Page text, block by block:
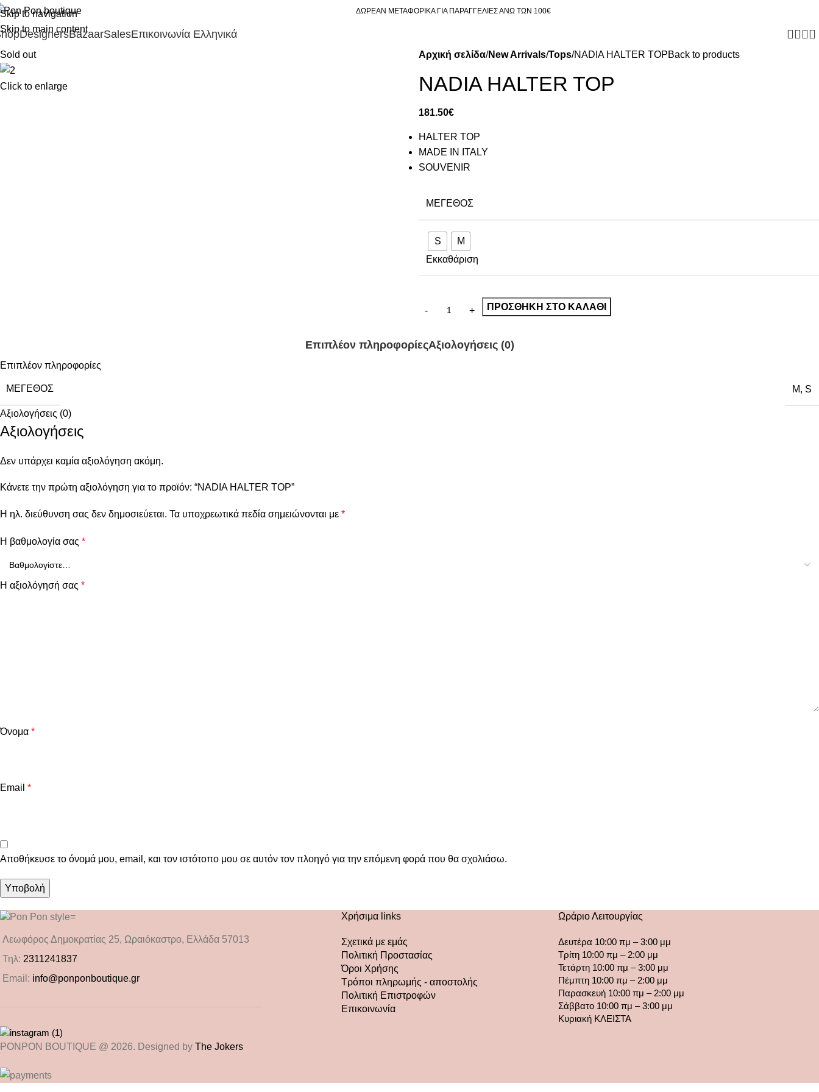
Skip to navigation
Skip to main content
ΔΩΡΕΑΝ ΜΕΤΑΦΟΡΙΚΑ ΓΙΑ ΠΑΡΑΓΓΕΛΙΕΣ ΑΝΩ ΤΩΝ 100€
DesignersBazaarSalesΕπικοινωνία Ελληνικά
Sold out
Click to enlarge
Αρχική σελίδα New Arrivals Tops NADIA HALTER TOPBack to products
NADIA HALTER TOP
181.50€
HALTER TOP
MADE IN ITALY
SOUVENIR
ΜΈΓΕΘΟΣ
S
M
Εκκαθάριση
ΠΡΟΣΘΉΚΗ ΣΤΟ ΚΑΛΆΘΙ
Επιπλέον πληροφορίεςΑξιολογήσεις (0)
Επιπλέον πληροφορίες
ΜΈΓΕΘΟΣ M, S
Αξιολογήσεις (0)
Αξιολογήσεις
Δεν υπάρχει καμία αξιολόγηση ακόμη.
Κάνετε την πρώτη αξιολόγηση για το προϊόν: “NADIA HALTER TOP”
Η ηλ. διεύθυνση σας δεν δημοσιεύεται. Τα υποχρεωτικά πεδία σημειώνονται με *
Η βαθμολογία σας *
Η αξιολόγησή σας *
Όνομα *
Email *
Αποθήκευσε το όνομά μου, email, και τον ιστότοπο μου σε αυτόν τον πλοηγό για την επόμενη φορά που θα σχολιάσω.
Λεωφόρος Δημοκρατίας 25, Ωραιόκαστρο, Ελλάδα 57013
Τηλ: 2311241837
Email: info@ponponboutique.gr
Χρήσιμα links
Σχετικά με εμάς
Πολιτική Προστασίας
Όροι Χρήσης
Τρόποι πληρωμής - αποστολής
Πολιτική Επιστροφών
Επικοινωνία
Ωράριο Λειτουργίας
Δευτέρα 10:00 πμ – 3:00 μμ
Τρίτη 10:00 πμ – 2:00 μμ
Τετάρτη 10:00 πμ – 3:00 μμ
Πέμπτη 10:00 πμ – 2:00 μμ
Παρασκευή 10:00 πμ – 2:00 μμ
Σάββατο 10:00 πμ – 3:00 μμ
Κυριακή ΚΛΕΙΣΤΑ
PONPON BOUTIQUE @ 2026. Designed by The Jokers